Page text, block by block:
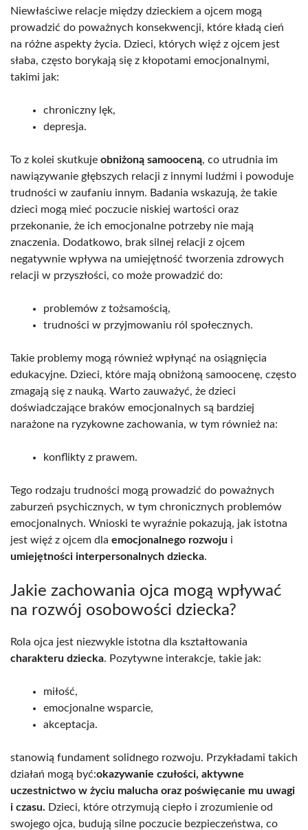
Niewłaściwe relacje między dzieckiem a ojcem mogą
prowadzić do poważnych konsekwencji, które kładą cień
na różne aspekty życia. Dzieci, których więź z ojcem jest
słaba, często borykają się z kłopotami emocjonalnymi,
takimi jak:
chroniczny lęk,
depresja.
To z kolei skutkuje obniżoną samooceną, co utrudnia im
nawiązywanie głębszych relacji z innymi ludźmi i powoduje
trudności w zaufaniu innym. Badania wskazują, że takie
dzieci mogą mieć poczucie niskiej wartości oraz
przekonanie, że ich emocjonalne potrzeby nie mają
znaczenia. Dodatkowo, brak silnej relacji z ojcem
negatywnie wpływa na umiejętność tworzenia zdrowych
relacji w przyszłości, co może prowadzić do:
problemów z tożsamością,
trudności w przyjmowaniu ról społecznych.
Takie problemy mogą również wpłynąć na osiągnięcia
edukacyjne. Dzieci, które mają obniżoną samoocenę, często
zmagają się z nauką. Warto zauważyć, że dzieci
doświadczające braków emocjonalnych są bardziej
narażone na ryzykowne zachowania, w tym również na:
konflikty z prawem.
Tego rodzaju trudności mogą prowadzić do poważnych
zaburzeń psychicznych, w tym chronicznych problemów
emocjonalnych. Wnioski te wyraźnie pokazują, jak istotna
jest więź z ojcem dla emocjonalnego rozwoju i
umiejętności interpersonalnych dziecka.
Jakie zachowania ojca mogą wpływać
na rozwój osobowości dziecka?
Rola ojca jest niezwykle istotna dla kształtowania
charakteru dziecka. Pozytywne interakcje, takie jak:
miłość,
emocjonalne wsparcie,
akceptacja.
stanowią fundament solidnego rozwoju. Przykładami takich
działań mogą być:okazywanie czułości, aktywne
uczestnictwo w życiu malucha oraz poświęcanie mu uwagi
i czasu. Dzieci, które otrzymują ciepło i zrozumienie od
swojego ojca, budują silne poczucie bezpieczeństwa, co